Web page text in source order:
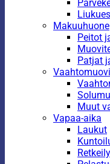
Makuuhuone
Peitot
Patjat
Muut
Vapaa-aika
Laukut